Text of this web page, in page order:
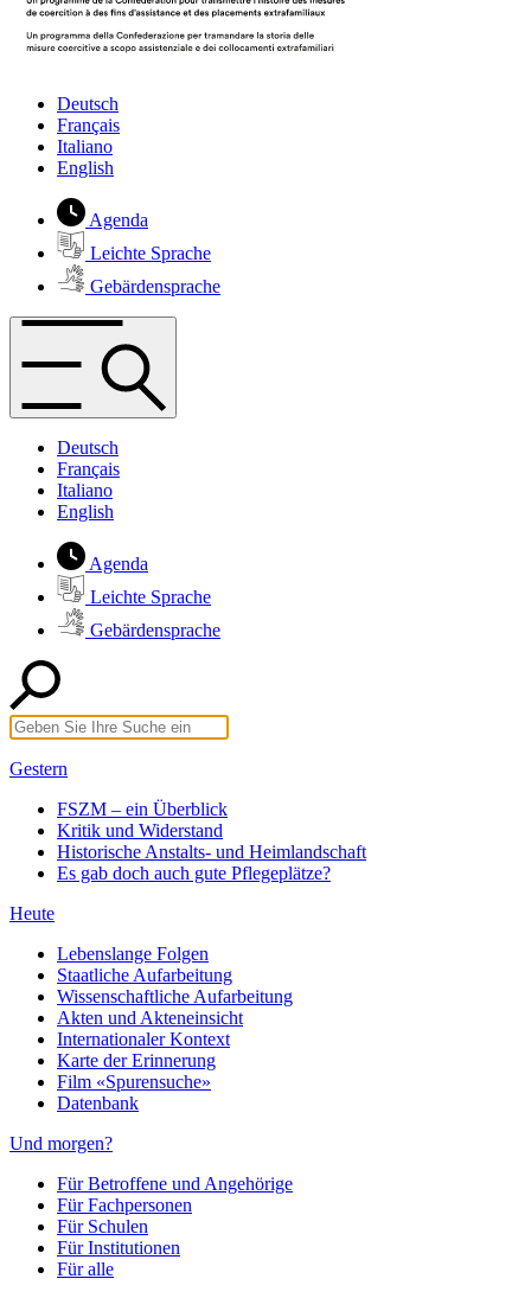
Deutsch
Français
Italiano
English
Agenda
Leichte Sprache
Gebärdensprache
Deutsch
Français
Italiano
English
Agenda
Leichte Sprache
Gebärdensprache
Gestern
FSZM – ein Überblick
Kritik und Widerstand
Historische Anstalts- und Heimlandschaft
Es gab doch auch gute Pflegeplätze?
Heute
Lebenslange Folgen
Staatliche Aufarbeitung
Wissenschaftliche Aufarbeitung
Akten und Akteneinsicht
Internationaler Kontext
Karte der Erinnerung
Film «Spurensuche»
Datenbank
Und morgen?
Für Betroffene und Angehörige
Für Fachpersonen
Für Schulen
Für Institutionen
Für alle